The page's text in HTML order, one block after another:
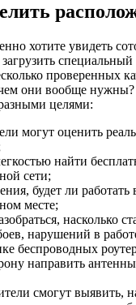
хотите увидеть
специальный
проверенных
они вообще нужны?
целями:
могут оценить
найти
сети;
будет ли работать
месте;
насколько
нарушений в
беспроводных
направить
смогут выявить,